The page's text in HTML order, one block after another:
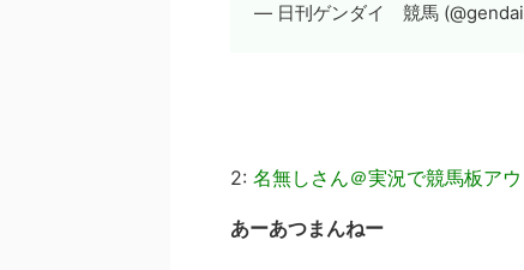
— 日刊ゲンダイ 競馬
2: 名無しさん＠実況で競馬板アウ
あーあつまんねー